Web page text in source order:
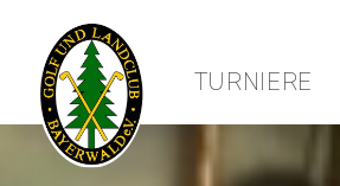
TURNIERE